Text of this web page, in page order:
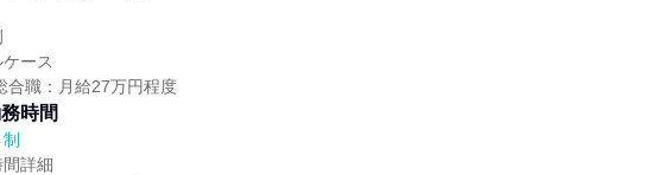
ース
合職：月給27万円程度
時間
詳細